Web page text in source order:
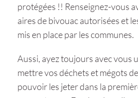
protégées !! Renseignez-vous
aires de bivouac autorisées et
mis en place par les communes.
Aussi, ayez toujours avec vous
mettre vos déchets et mégots
pouvoir les jeter dans la